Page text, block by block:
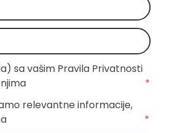
sa vašim Pravila Privatnosti
*
relevantne informacije,
*